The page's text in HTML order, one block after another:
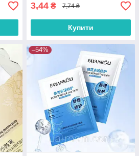
3,44 ₴ 7,74 ₴
Купити
–54%